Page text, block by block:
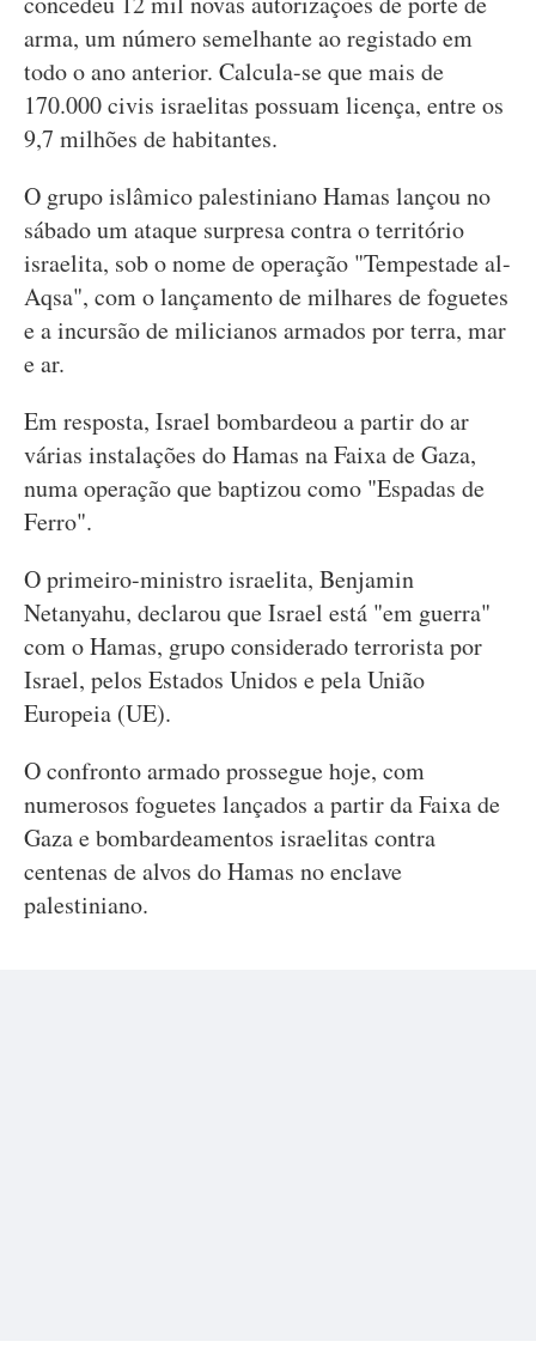
arma, um número semelhante ao registado em
todo o ano anterior. Calcula-se que mais de
170.000 civis israelitas possuam licença, entre os
9,7 milhões de habitantes.
O grupo islâmico palestiniano Hamas lançou no
sábado um ataque surpresa contra o território
israelita, sob o nome de operação "Tempestade al-
Aqsa", com o lançamento de milhares de foguetes
e a incursão de milicianos armados por terra, mar
e ar.
Em resposta, Israel bombardeou a partir do ar
várias instalações do Hamas na Faixa de Gaza,
numa operação que baptizou como "Espadas de
Ferro".
O primeiro-ministro israelita, Benjamin
Netanyahu, declarou que Israel está "em guerra"
com o Hamas, grupo considerado terrorista por
Israel, pelos Estados Unidos e pela União
Europeia (UE).
O confronto armado prossegue hoje, com
numerosos foguetes lançados a partir da Faixa de
Gaza e bombardeamentos israelitas contra
centenas de alvos do Hamas no enclave
palestiniano.